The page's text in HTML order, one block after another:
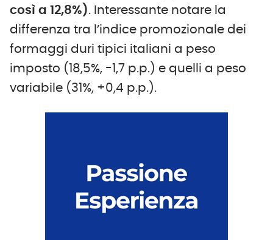
così a 12,8%). Interessante notare la
differenza tra l’indice promozionale dei
formaggi duri tipici italiani a peso
imposto (18,5%, -1,7 p.p.) e quelli a peso
variabile (31%, +0,4 p.p.).